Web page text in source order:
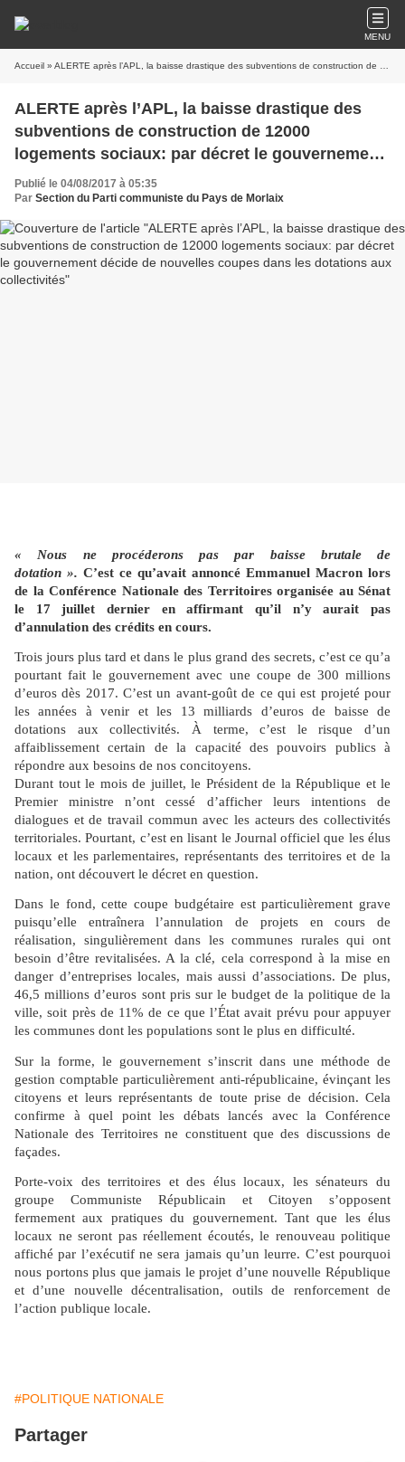
MENU
Accueil » ALERTE après l’APL, la baisse drastique des subventions de construction de 12000 logements sociaux: par décret le gouvernement décide de nouvelles coupes dans les dotations aux collectivités
ALERTE après l’APL, la baisse drastique des
subventions de construction de 12000
logements sociaux: par décret le gouvernement
décide de nouvelles coupes dans les dotations
aux collectivités
Publié le 04/08/2017 à 05:35
Par Section du Parti communiste du Pays de Morlaix
« Nous ne procéderons pas par baisse brutale de
dotation ». C’est ce qu’avait annoncé Emmanuel Macron lors
de la Conférence Nationale des Territoires organisée au Sénat
le 17 juillet dernier en affirmant qu’il n’y aurait pas
d’annulation des crédits en cours.
Trois jours plus tard et dans le plus grand des secrets, c’est ce qu’a
pourtant fait le gouvernement avec une coupe de 300 millions
d’euros dès 2017. C’est un avant-goût de ce qui est projeté pour
les années à venir et les 13 milliards d’euros de baisse de
dotations aux collectivités. À terme, c’est le risque d’un
affaiblissement certain de la capacité des pouvoirs publics à
répondre aux besoins de nos concitoyens.
Durant tout le mois de juillet, le Président de la République et le
Premier ministre n’ont cessé d’afficher leurs intentions de
dialogues et de travail commun avec les acteurs des collectivités
territoriales. Pourtant, c’est en lisant le Journal officiel que les élus
locaux et les parlementaires, représentants des territoires et de la
nation, ont découvert le décret en question.
Dans le fond, cette coupe budgétaire est particulièrement grave
puisqu’elle entraînera l’annulation de projets en cours de
réalisation, singulièrement dans les communes rurales qui ont
besoin d’être revitalisées. A la clé, cela correspond à la mise en
danger d’entreprises locales, mais aussi d’associations. De plus,
46,5 millions d’euros sont pris sur le budget de la politique de la
ville, soit près de 11% de ce que l’État avait prévu pour appuyer
les communes dont les populations sont le plus en difficulté.
Sur la forme, le gouvernement s’inscrit dans une méthode de
gestion comptable particulièrement anti-républicaine, évinçant les
citoyens et leurs représentants de toute prise de décision. Cela
confirme à quel point les débats lancés avec la Conférence
Nationale des Territoires ne constituent que des discussions de
façades.
Porte-voix des territoires et des élus locaux, les sénateurs du
groupe Communiste Républicain et Citoyen s’opposent
fermement aux pratiques du gouvernement. Tant que les élus
locaux ne seront pas réellement écoutés, le renouveau politique
affiché par l’exécutif ne sera jamais qu’un leurre. C’est pourquoi
nous portons plus que jamais le projet d’une nouvelle République
et d’une nouvelle décentralisation, outils de renforcement de
l’action publique locale.
#POLITIQUE NATIONALE
Partager